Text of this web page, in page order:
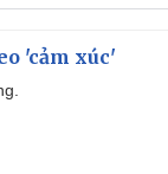
'cảm xúc'